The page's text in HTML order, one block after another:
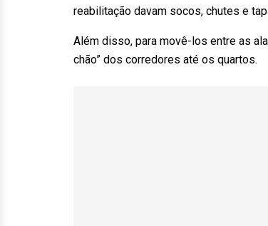
reabilitação davam socos, chutes e
Além disso, para movê-los entre as
chão” dos corredores até os quartos.